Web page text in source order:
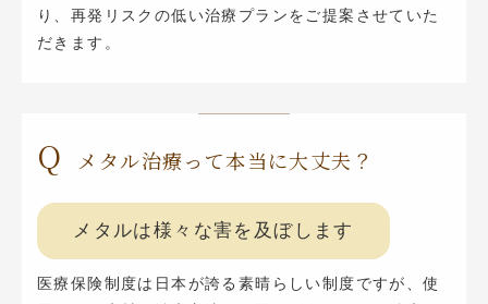
り、再発リスクの低い治療プランをご提案させていた
だきます。
Q メタル治療って本当に大丈夫？
メタルは様々な害を及ぼします
医療保険制度は日本が誇る素晴らしい制度ですが、使